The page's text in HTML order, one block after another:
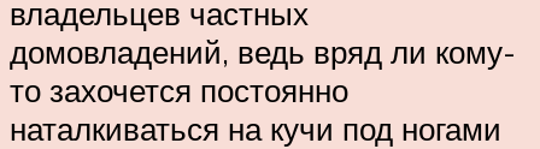
владельцев частных
домовладений, ведь вряд ли кому-
то захочется постоянно
наталкиваться на кучи под ногами